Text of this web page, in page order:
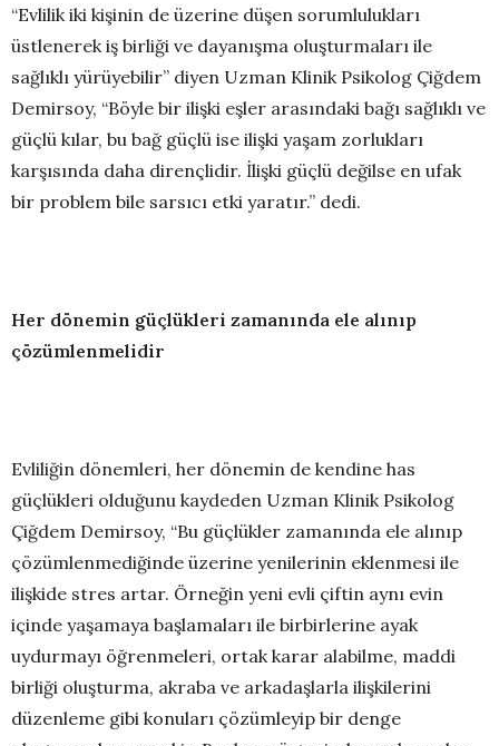
“Evlilik iki kişinin de üzerine düşen sorumlulukları
üstlenerek iş birliği ve dayanışma oluşturmaları ile
sağlıklı yürüyebilir” diyen Uzman Klinik Psikolog Çiğdem
Demirsoy, “Böyle bir ilişki eşler arasındaki bağı sağlıklı ve
güçlü kılar, bu bağ güçlü ise ilişki yaşam zorlukları
karşısında daha dirençlidir. İlişki güçlü değilse en ufak
bir problem bile sarsıcı etki yaratır.” dedi.
Her dönemin güçlükleri zamanında ele alınıp
çözümlenmelidir
Evliliğin dönemleri, her dönemin de kendine has
güçlükleri olduğunu kaydeden Uzman Klinik Psikolog
Çiğdem Demirsoy, “Bu güçlükler zamanında ele alınıp
çözümlenmediğinde üzerine yenilerinin eklenmesi ile
ilişkide stres artar. Örneğin yeni evli çiftin aynı evin
içinde yaşamaya başlamaları ile birbirlerine ayak
uydurmayı öğrenmeleri, ortak karar alabilme, maddi
birliği oluşturma, akraba ve arkadaşlarla ilişkilerini
düzenleme gibi konuları çözümleyip bir denge